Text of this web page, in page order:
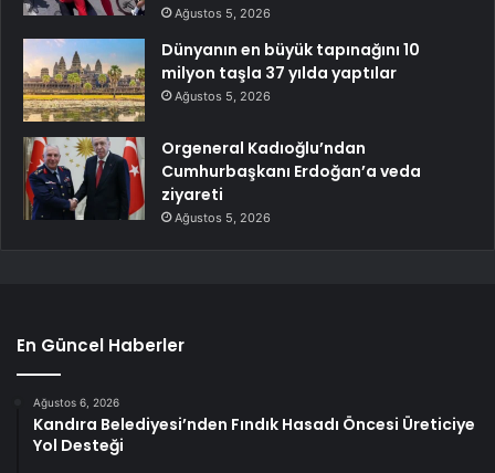
Ağustos 5, 2026
Dünyanın en büyük tapınağını 10
milyon taşla 37 yılda yaptılar
Ağustos 5, 2026
Orgeneral Kadıoğlu’ndan
Cumhurbaşkanı Erdoğan’a veda
ziyareti
Ağustos 5, 2026
En Güncel Haberler
Ağustos 6, 2026
Kandıra Belediyesi’nden Fındık Hasadı Öncesi Üreticiye
Yol Desteği